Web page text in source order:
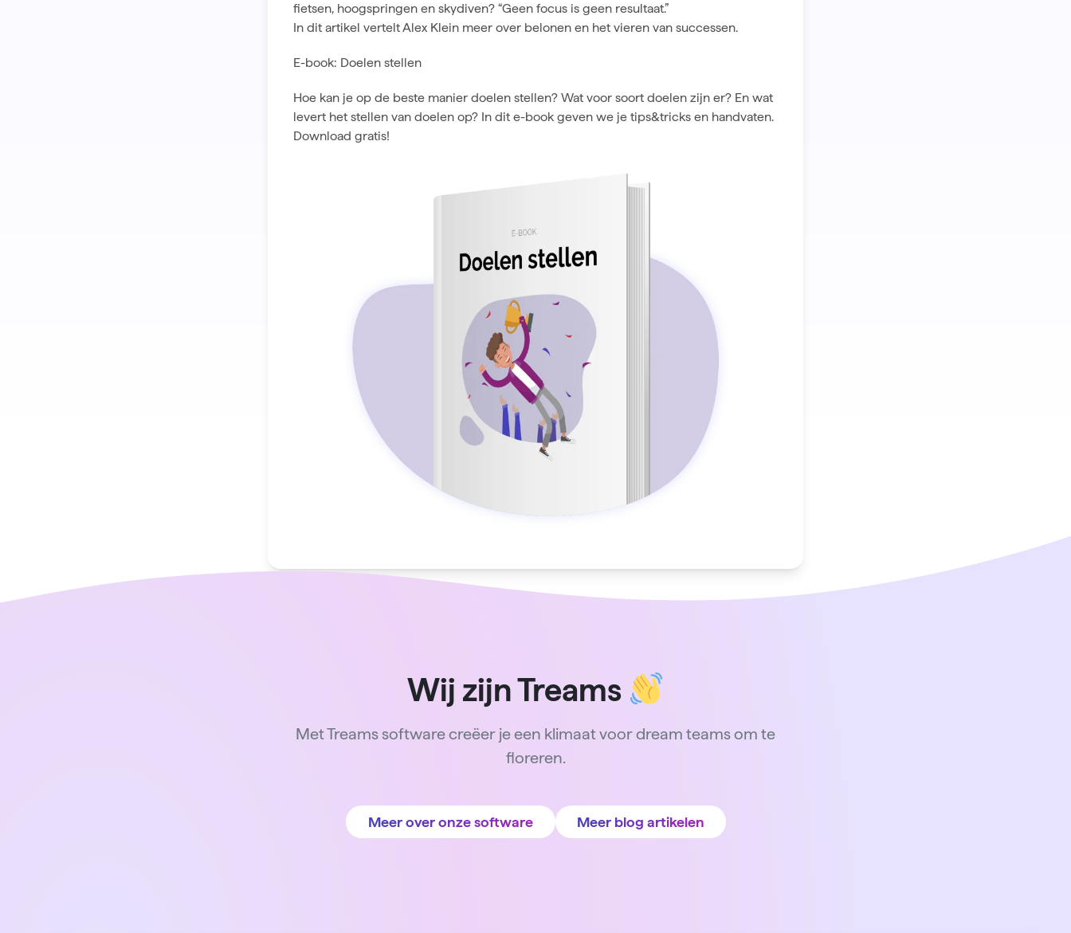
fietsen, hoogspringen en skydiven? “Geen focus is geen resultaat.”
In dit artikel vertelt Alex Klein meer over belonen en het vieren van successen.
E-book: Doelen stellen
Hoe kan je op de beste manier doelen stellen? Wat voor soort doelen zijn er? En wat
levert het stellen van doelen op? In dit e-book geven we je tips&tricks en handvaten.
Download gratis!
Wij zijn Treams
Met Treams software creëer je een klimaat voor dream teams om te
floreren.
Meer over onze software Meer blog artikelen